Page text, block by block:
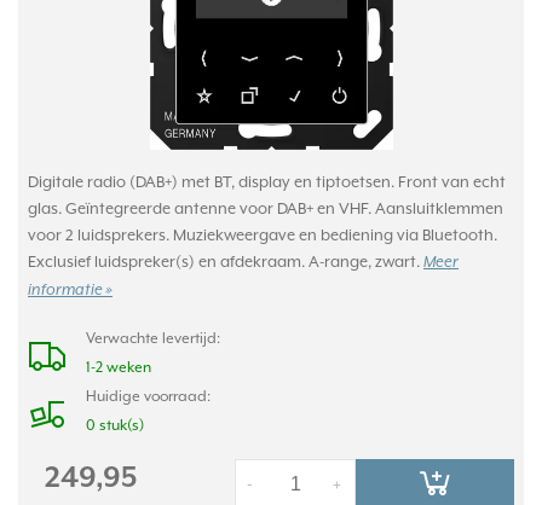
Digitale radio (DAB+) met BT, display en tiptoetsen. Front van echt
glas. Geïntegreerde antenne voor DAB+ en VHF. Aansluitklemmen
voor 2 luidsprekers. Muziekweergave en bediening via Bluetooth.
Exclusief luidspreker(s) en afdekraam. A-range, zwart. Meer
informatie »
Verwachte levertijd:
1-2 weken
Huidige voorraad:
0 stuk(s)
249,95 +
-